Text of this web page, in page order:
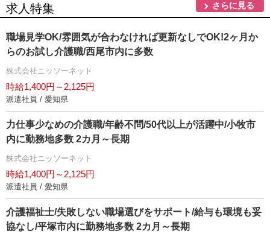
求人特集 さらに見る
職場見学OK/雰囲気が合わなければ更新なしでOK!2ヶ月か
らのお試し介護職/西尾市内に多数
株式会社ニッソーネット
時給1,400円～2,125円
派遣社員 / 愛知県
力仕事少なめの介護職/年齢不問/50代以上が活躍中/小牧市
内に勤務地多数 2カ月～長期
株式会社ニッソーネット
時給1,400円～2,125円
派遣社員 / 愛知県
介護福祉士/失敗しない職場選びをサポート/給与も環境も妥
協なし/平塚市内に勤務地多数 2カ月～長期